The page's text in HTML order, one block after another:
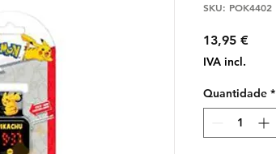
SKU: POK4402
13,95 €Preço
IVA incl.
Quantidade *